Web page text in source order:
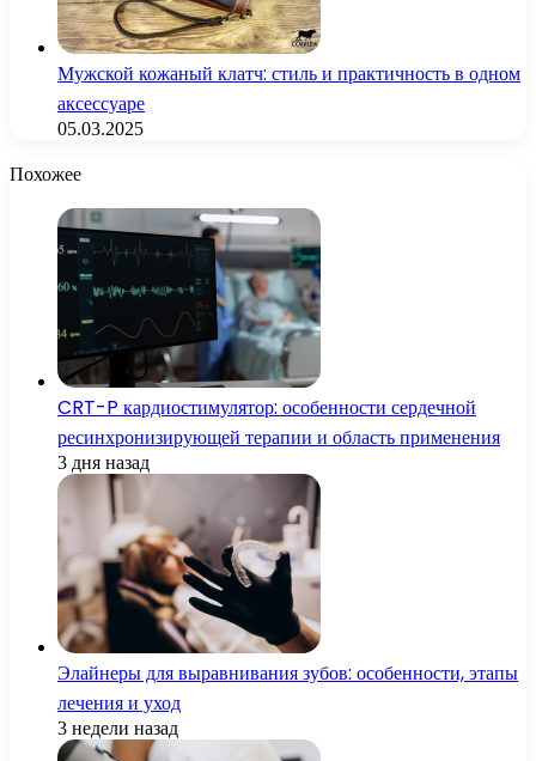
Мужской кожаный клатч: стиль и практичность в одном
аксессуаре
05.03.2025
Похожее
CRT-P кардиостимулятор: особенности сердечной
ресинхронизирующей терапии и область применения
3 дня назад
Элайнеры для выравнивания зубов: особенности, этапы
лечения и уход
3 недели назад